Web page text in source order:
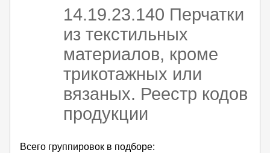
14.19.23.140 Перчатки
из текстильных
материалов, кроме
трикотажных или
вязаных. Реестр кодов
продукции
Всего группировок в подборе: